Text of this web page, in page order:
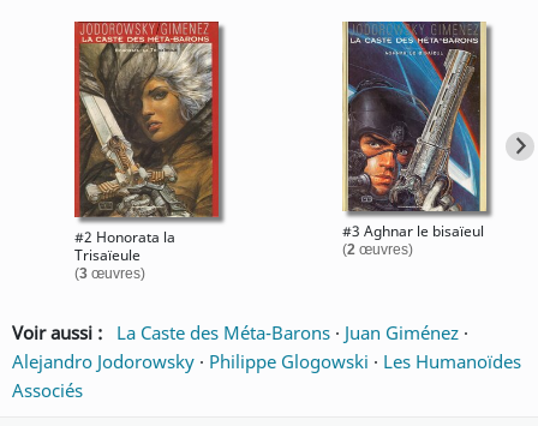
#2 Honorata la
Trisaïeule
(3œuvres)
#3 Aghnar le bisaïeul
(2 œuvres)
Voir aussi : La Caste des Méta-Barons · Juan Giménez ·
Alejandro Jodorowsky · Philippe Glogowski · Les Humanoïdes
Associés